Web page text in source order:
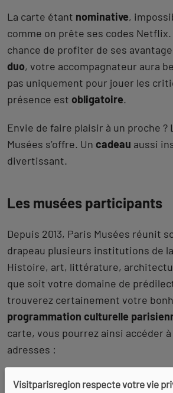
La carte étant nominative,
comme on prête ses codes Netflix.
chance de profiter de ses
duo, votre accompagnateur aura
pas uniquement pour jouer les
présence est obligatoire.
Envie de faire plaisir à un proche ?
Musées s’offre. Un cadeau aussi
divertissant.
Les musées participants
Depuis 2013, Paris Musées réunit
drapeau plusieurs institutions de
Histoire, art, littérature,
que soit votre domaine de
trouverez certainement votre
programmation culturelle
carte, vous pourrez ainsi accéder
adresses :
Petit Palais
Visitparisregion respecte votre vie